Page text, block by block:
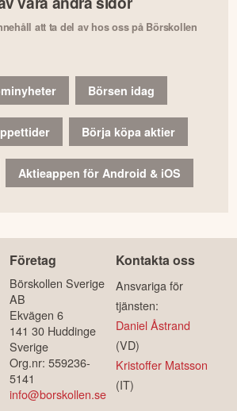
att ta del av hos oss på Börskollen
Börsen idag
Börja köpa aktier
Aktieappen för Android & iOS
Företag
Börskollen Sverige
AB
Ekvägen 6
141 30 Huddinge
Sverige
Org.nr: 559236-
5141
info@borskollen.se
Kontakta oss
Ansvariga för
tjänsten:
Daniel Åstrand
(VD)
Kristoffer Matsson
(IT)